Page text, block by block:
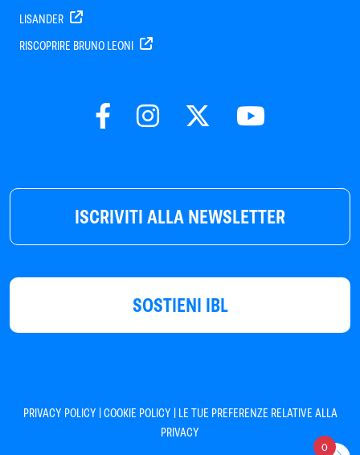
ISCRIVITI ALLA NEWSLETTER
SOSTIENI IBL
LISANDER
RISCOPRIRE BRUNO LEONI
PRIVACY POLICY |COOKIE POLICY | LE TUE PREFERENZE RELATIVE ALLA
PRIVACY
0